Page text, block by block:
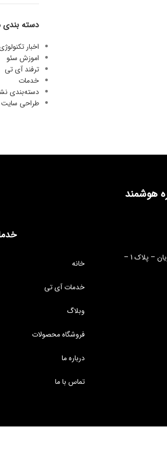
دسته
اخبار
اموزش سئو
ترفند آی تی
خدمات
دسته‌بندی
طراحی سایت
هوشمند
آدرس : تهران – فلکه دوم صادقیه – خیابان طاهریان – پلاک 1 –
خانه
خدمات آی تی
وبلاگ
فروشگاه محصولات
درباره ما
تماس با ما